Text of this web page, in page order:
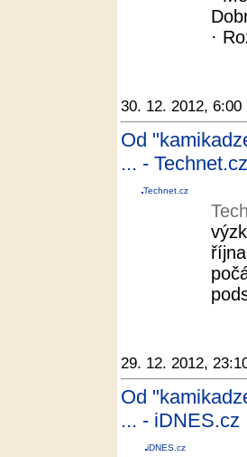
·
30. 12. 2012, 6:00
Od
... - Technet.cz
Technet.cz
29. 12. 2012,
Od
... - iDNES.cz
iDNES.cz